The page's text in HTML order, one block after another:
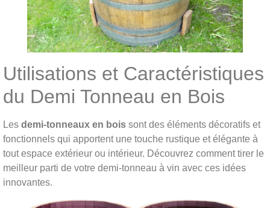
Utilisations et Caractéristiques
du Demi Tonneau en Bois
Les demi-tonneaux en bois sont des éléments décoratifs et
fonctionnels qui apportent une touche rustique et élégante à
tout espace extérieur ou intérieur. Découvrez comment tirer le
meilleur parti de votre demi-tonneau à vin avec ces idées
innovantes.